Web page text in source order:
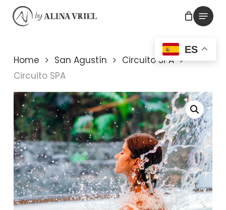
Skip
Menu
Home San Agustín
Circuito SPA
Circuito SPA
ES